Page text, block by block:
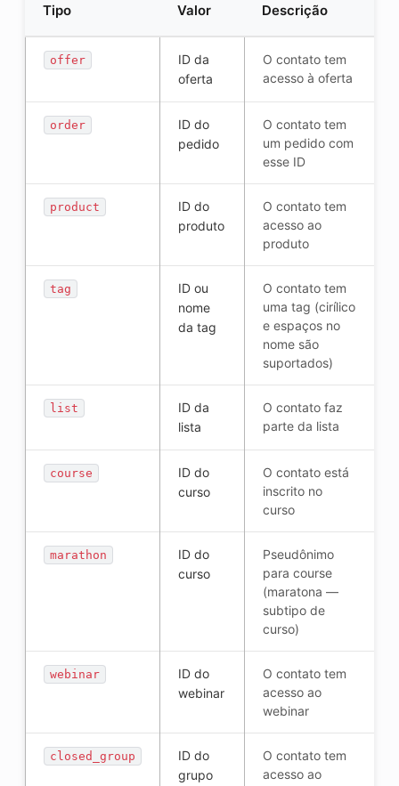
Tipo Valor Descrição
offer
ID da
oferta
O contato tem
acesso à oferta
order
ID do
pedido
O contato tem
um pedido com
esse ID
product
ID do
produto
O contato tem
acesso ao
produto
tag
ID ou
nome
da tag
O contato tem
uma tag (cirílico
e espaços no
nome são
suportados)
list
ID da
lista
O contato faz
parte da lista
course
ID do
curso
O contato está
inscrito no
curso
marathon
ID do
curso
Pseudônimo
para course
(maratona —
subtipo de
curso)
webinar
ID do
webinar
O contato tem
acesso ao
webinar
closed_group
ID do
grupo
O contato tem
acesso ao